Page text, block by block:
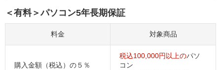
＜有料＞パソコン5年長期保証
料金 対象商品
購入金額（税込）の５％
税込100,000円以上のパソ
コン